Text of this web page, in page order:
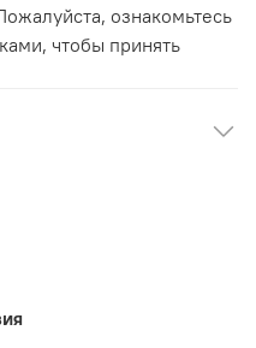
ознакомьтесь
чтобы принять